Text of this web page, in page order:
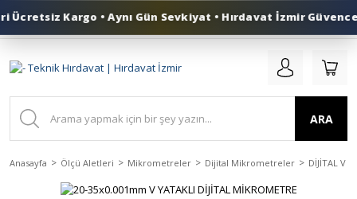
0 (553) 324 41 50
ARA
Anasayfa Ölçü Aletleri Mikrometreler Dijital Mikrometreler DİJİTAL V
Kargo • Aynı Gün Sevkiyat • Hırdavat İzmir Güvencesi